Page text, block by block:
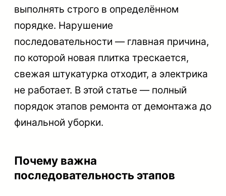
Вызвать замерщика
выполнять строго в определённом
порядке. Нарушение
последовательности — главная причина,
по которой новая плитка трескается,
свежая штукатурка отходит, а электрика
не работает. В этой статье — полный
порядок этапов ремонта от демонтажа до
финальной уборки.
Почему важна
последовательность этапов